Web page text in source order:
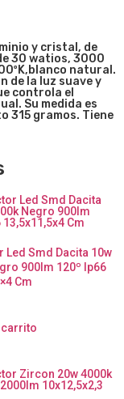
y cristal, de
30 watios, 3000
natural.
de la luz suave y
controla el
Su medida es
315 gramos. Tiene
Led Smd Dacita 10w
900lm 120º Ip66
Cm